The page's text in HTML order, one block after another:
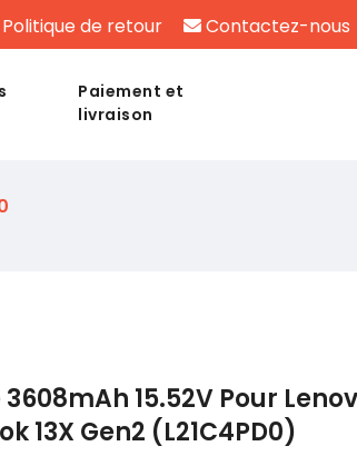
Politique de retour Contactez-nous
Paiement et
livraison
15.52V Pour
13X Gen2 (L21C4PD0)